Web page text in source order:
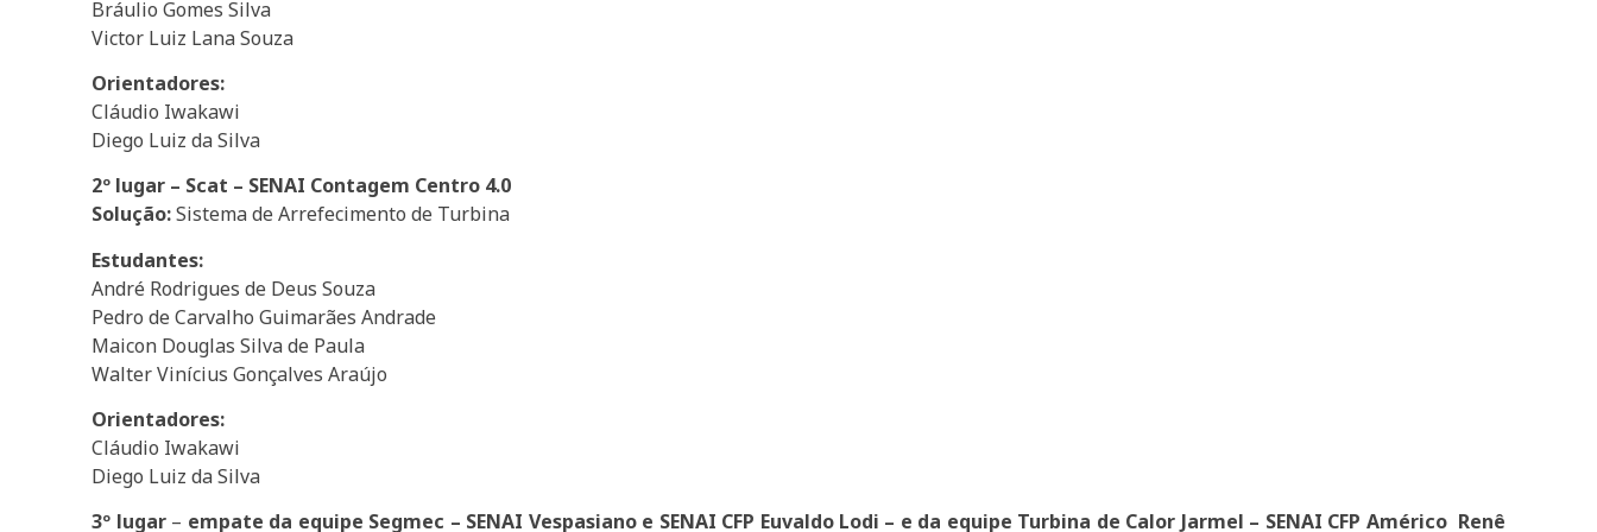
Bráulio Gomes Silva
Victor Luiz Lana Souza
Orientadores:
Cláudio Iwakawi
Diego Luiz da Silva
2º lugar – Scat – SENAI Contagem Centro 4.0
Solução:Sistema de Arrefecimento de Turbina
Estudantes:
André Rodrigues de Deus Souza
Pedro de Carvalho Guimarães Andrade
Maicon Douglas Silva de Paula
Walter Vinícius Gonçalves Araújo
Orientadores:
Cláudio Iwakawi
Diego Luiz da Silva
3º lugar – empate da equipe Segmec – SENAI Vespasiano e SENAI CFP Euvaldo Lodi – e da equipe Turbina de Calor Jarmel – SENAI CFP Américo Renê